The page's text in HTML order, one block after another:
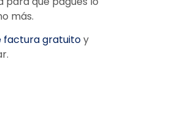
más.
factura gratuitoy